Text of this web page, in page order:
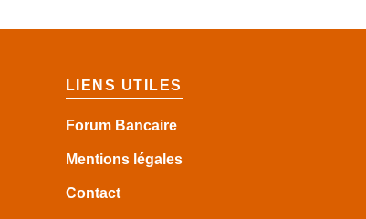
LIENS UTILES
Forum Bancaire
Mentions légales
Contact